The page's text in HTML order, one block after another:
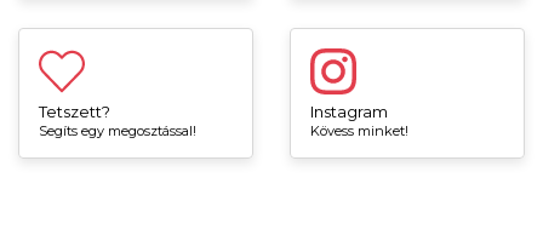
Tetszett?
Segíts egy megosztással!
Instagram
Kövess minket!